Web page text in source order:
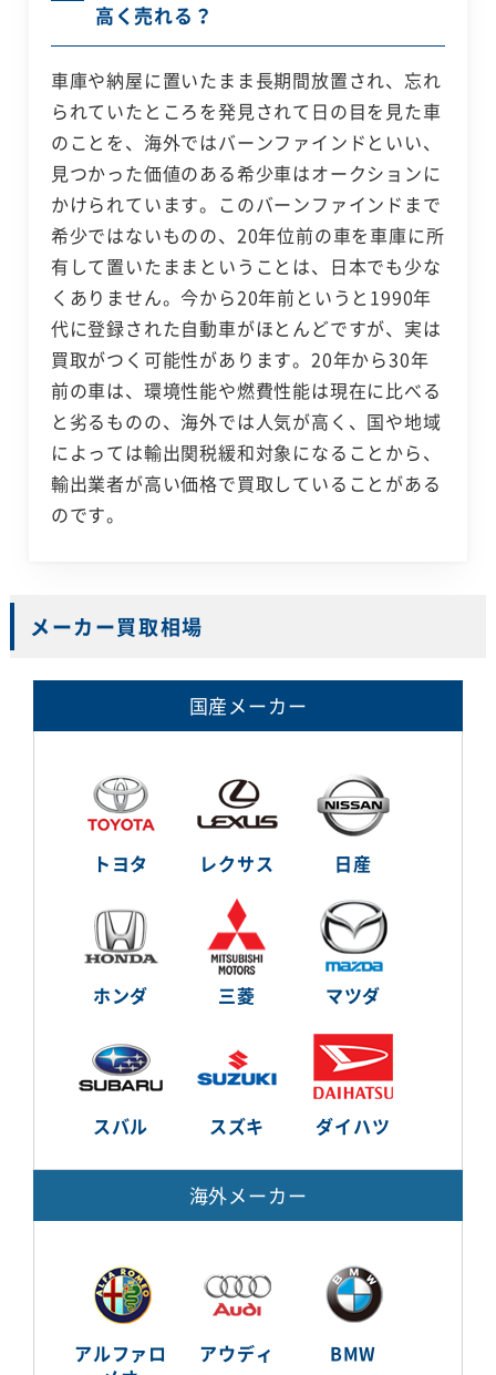
高く売れる？
車庫や納屋に置いたまま長期間放置され、忘れ
られていたところを発見されて日の目を見た車
のことを、海外ではバーンファインドといい、
見つかった価値のある希少車はオークションに
かけられています。このバーンファインドまで
希少ではないものの、20年位前の車を車庫に所
有して置いたままということは、日本でも少な
くありません。今から20年前というと1990年
代に登録された自動車がほとんどですが、実は
買取がつく可能性があります。20年から30年
前の車は、環境性能や燃費性能は現在に比べる
と劣るものの、海外では人気が高く、国や地域
によっては輸出関税緩和対象になることから、
輸出業者が高い価格で買取していることがある
のです。
メーカー買取相場
国産メーカー
トヨタ レクサス 日産
ホンダ 三菱 マツダ
スバル スズキ ダイハツ
海外メーカー
アルファロ
アウディ BMW